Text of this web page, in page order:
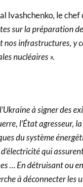
Ivashchenko, le chef
sur la préparation
nos infrastructures, y
nucléaires ».
à signer des
l’État agresseur,
du système
qui
… En détruisant ou
à déconnecter les